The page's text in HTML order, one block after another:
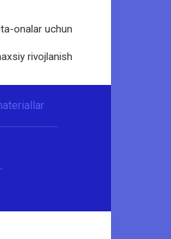
onalar uchun
rivojlanish